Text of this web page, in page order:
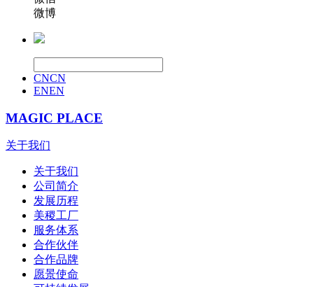
微博
CNCN
ENEN
MAGIC PLACE
关于我们
关于我们
公司简介
发展历程
美稷工厂
服务体系
合作伙伴
合作品牌
愿景使命